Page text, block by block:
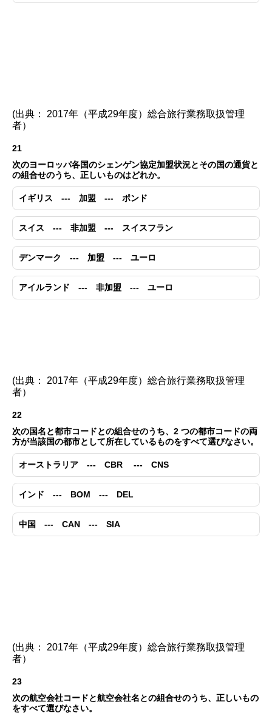
(出典： 2017年（平成29年度）総合旅行業務取扱管理
者）
21
次のヨーロッパ各国のシェンゲン協定加盟状況とその国の通貨と
の組合せのうち、正しいものはどれか。
イギリス --- 加盟 --- ポンド
スイス --- 非加盟 --- スイスフラン
デンマーク --- 加盟 --- ユーロ
アイルランド --- 非加盟 --- ユーロ
(出典： 2017年（平成29年度）総合旅行業務取扱管理
者）
22
次の国名と都市コードとの組合せのうち、2 つの都市コードの両
方が当該国の都市として所在しているものをすべて選びなさい。
オーストラリア --- CBR --- CNS
インド --- BOM --- DEL
中国 --- CAN --- SIA
(出典： 2017年（平成29年度）総合旅行業務取扱管理
者）
23
次の航空会社コードと航空会社名との組合せのうち、正しいもの
をすべて選びなさい。